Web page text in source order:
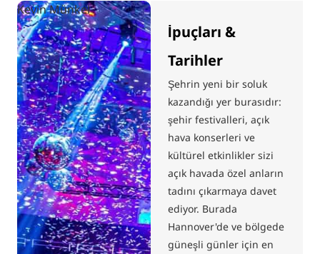
Kevin Münkel
İpuçları &
Tarihler
Şehrin yeni bir soluk
kazandığı yer burasıdır:
şehir festivalleri, açık
hava konserleri ve
kültürel etkinlikler sizi
açık havada özel anların
tadını çıkarmaya davet
ediyor. Burada
Hannover'de ve bölgede
güneşli günler için en